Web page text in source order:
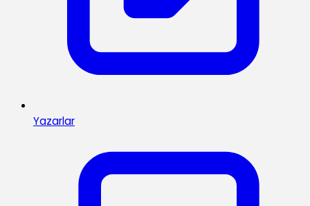
Yazarlar